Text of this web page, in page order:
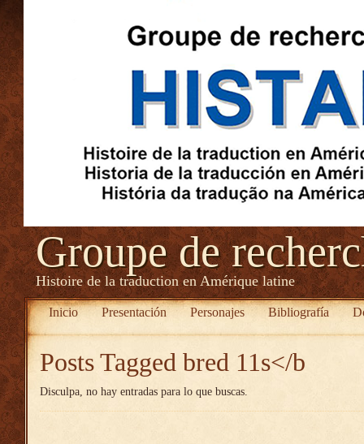
Groupe de
Histoire de la traduction en Amérique latine
Inicio Presentación Personajes Bibliografía
Posts Tagged bred 11s</b
Disculpa, no hay entradas para lo que buscas.